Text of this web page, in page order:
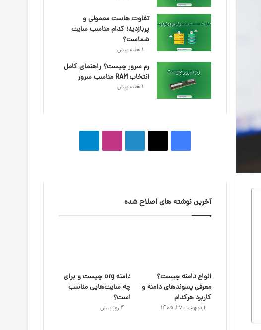
تفاوت هاست معمولی و
پربازدید؛ کدام مناسب سایت
شماست؟
1 هفته پیش
رم سرور چیست؟ راهنمای کامل
انتخاب RAM مناسب سرور
1 هفته پیش
س
ب
و
ک
س
ن
ک
د
ن
ن
ت
ر
گ
ا
آخرین نوشته های اصلاح شده
انواع دامنه چیست؟
معرفی پسوندهای دامنه و
کاربرد هرکدام
اردیبهشت ۲۷, ۱۴۰۵
دامنه org چیست و برای
چه سایت‌هایی مناسب
است؟
4 روز پیش